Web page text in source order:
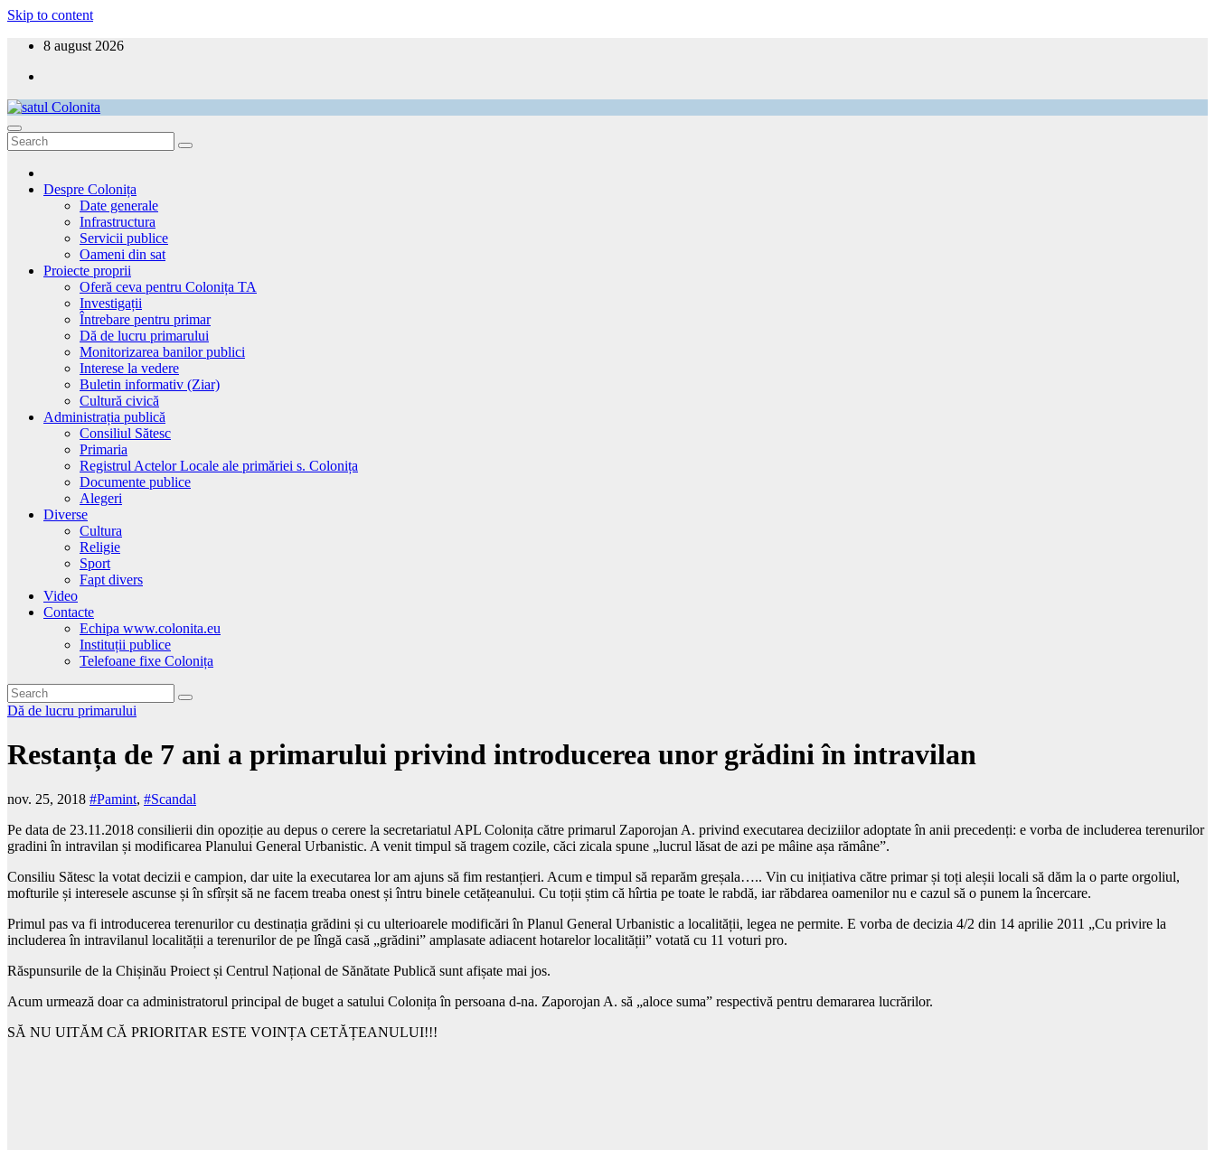
Skip to content
8 august 2026
satul Colonita
Aici ești acasă!
Despre Colonița
Date generale
Infrastructura
Servicii publice
Oameni din sat
Proiecte proprii
Oferă ceva pentru Colonița TA
Investigații
Întrebare pentru primar
Dă de lucru primarului
Monitorizarea banilor publici
Interese la vedere
Buletin informativ (Ziar)
Cultură civică
Administrația publică
Consiliul Sătesc
Primaria
Registrul Actelor Locale ale primăriei s. Colonița
Documente publice
Alegeri
Diverse
Cultura
Religie
Sport
Fapt divers
Video
Contacte
Echipa www.colonita.eu
Instituții publice
Telefoane fixe Colonița
Dă de lucru primarului
Restanța de 7 ani a primarului privind introducerea unor grădini în intravilan
nov. 25, 2018 #Pamint, #Scandal
Pe data de 23.11.2018 consilierii din opoziție au depus o cerere la secretariatul APL Colonița către primarul Zaporojan A. privind executarea deciziilor adoptate în anii precedenți: e vorba de includerea terenurilor
gradini în intravilan și modificarea Planului General Urbanistic. A venit timpul să tragem cozile, căci zicala spune „lucrul lăsat de azi pe mâine așa rămâne”.
Consiliu Sătesc la votat decizii e campion, dar uite la executarea lor am ajuns să fim restanțieri. Acum e timpul să reparăm greșala….. Vin cu inițiativa către primar și toți aleșii locali să dăm la o parte orgoliul,
mofturile și interesele ascunse și în sfîrșit să ne facem treaba onest și întru binele cetățeanului. Cu toții știm că hîrtia pe toate le rabdă, iar răbdarea oamenilor nu e cazul să o punem la încercare.
Primul pas va fi introducerea terenurilor cu destinația grădini și cu ulterioarele modificări în Planul General Urbanistic a localității, legea ne permite. E vorba de decizia 4/2 din 14 aprilie 2011 „Cu privire la
includerea în intravilanul localității a terenurilor de pe lîngă casă „grădini” amplasate adiacent hotarelor localității” votată cu 11 voturi pro.
Răspunsurile de la Chișinău Proiect și Centrul Național de Sănătate Publică sunt afișate mai jos.
Acum urmează doar ca administratorul principal de buget a satului Colonița în persoana d-na. Zaporojan A. să „aloce suma” respectivă pentru demararea lucrărilor.
SĂ NU UITĂM CĂ PRIORITAR ESTE VOINȚA CETĂȚEANULUI!!!